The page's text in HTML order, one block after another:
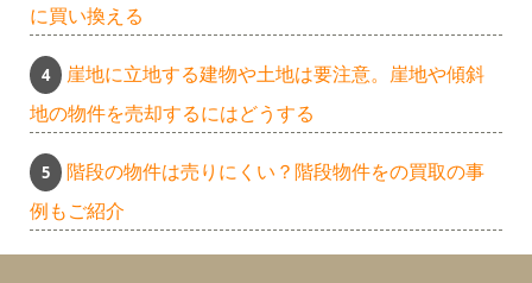
に買い換える
崖地に立地する建物や土地は要注意。崖地や傾斜
地の物件を売却するにはどうする
階段の物件は売りにくい？階段物件をの買取の事
例もご紹介